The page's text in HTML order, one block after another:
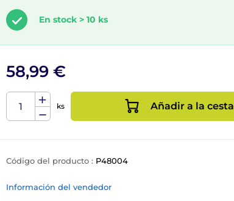
En stock > 10 ks
58,99 €
ks Añadir a la cesta
Código del producto : P48004
Información del vendedor